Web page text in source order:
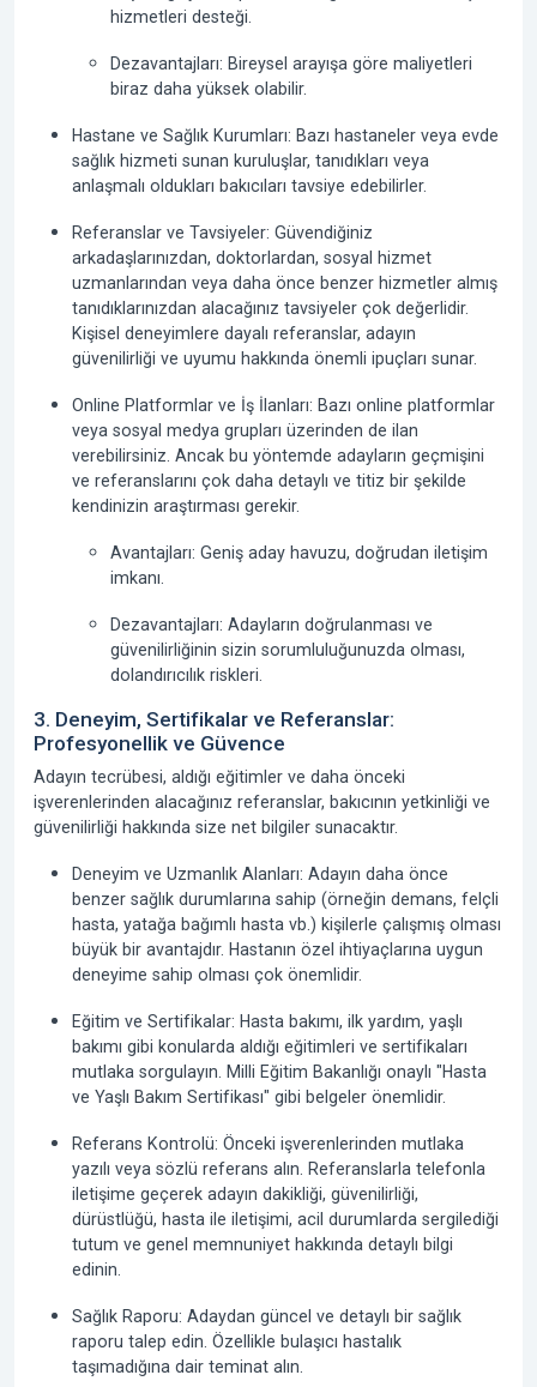
hizmetleri desteği.
Dezavantajları: Bireysel arayışa göre maliyetleri
biraz daha yüksek olabilir.
Hastane ve Sağlık Kurumları: Bazı hastaneler veya evde
sağlık hizmeti sunan kuruluşlar, tanıdıkları veya
anlaşmalı oldukları bakıcıları tavsiye edebilirler.
Referanslar ve Tavsiyeler: Güvendiğiniz
arkadaşlarınızdan, doktorlardan, sosyal hizmet
uzmanlarından veya daha önce benzer hizmetler almış
tanıdıklarınızdan alacağınız tavsiyeler çok değerlidir.
Kişisel deneyimlere dayalı referanslar, adayın
güvenilirliği ve uyumu hakkında önemli ipuçları sunar.
Online Platformlar ve İş İlanları: Bazı online platformlar
veya sosyal medya grupları üzerinden de ilan
verebilirsiniz. Ancak bu yöntemde adayların geçmişini
ve referanslarını çok daha detaylı ve titiz bir şekilde
kendinizin araştırması gerekir.
Avantajları: Geniş aday havuzu, doğrudan iletişim
imkanı.
Dezavantajları: Adayların doğrulanması ve
güvenilirliğinin sizin sorumluluğunuzda olması,
dolandırıcılık riskleri.
3. Deneyim, Sertifikalar ve Referanslar:
Profesyonellik ve Güvence
Adayın tecrübesi, aldığı eğitimler ve daha önceki
işverenlerinden alacağınız referanslar, bakıcının yetkinliği ve
güvenilirliği hakkında size net bilgiler sunacaktır.
Deneyim ve Uzmanlık Alanları: Adayın daha önce
benzer sağlık durumlarına sahip (örneğin demans, felçli
hasta, yatağa bağımlı hasta vb.) kişilerle çalışmış olması
büyük bir avantajdır. Hastanın özel ihtiyaçlarına uygun
deneyime sahip olması çok önemlidir.
Eğitim ve Sertifikalar: Hasta bakımı, ilk yardım, yaşlı
bakımı gibi konularda aldığı eğitimleri ve sertifikaları
mutlaka sorgulayın. Milli Eğitim Bakanlığı onaylı "Hasta
ve Yaşlı Bakım Sertifikası" gibi belgeler önemlidir.
Referans Kontrolü: Önceki işverenlerinden mutlaka
yazılı veya sözlü referans alın. Referanslarla telefonla
iletişime geçerek adayın dakikliği, güvenilirliği,
dürüstlüğü, hasta ile iletişimi, acil durumlarda sergilediği
tutum ve genel memnuniyet hakkında detaylı bilgi
edinin.
Sağlık Raporu: Adaydan güncel ve detaylı bir sağlık
raporu talep edin. Özellikle bulaşıcı hastalık
taşımadığına dair teminat alın.